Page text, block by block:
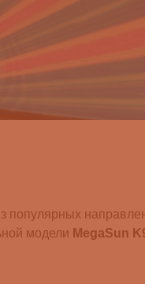
популярных
модели MegaSun